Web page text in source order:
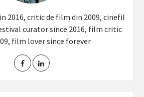
2016, critic de film din 2009, cinefil
curator since 2016, film critic
film lover since forever